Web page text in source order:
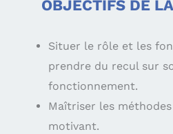
OBJECTIFS DE
Situer le rôle et les
prendre du recul sur
fonctionnement.
Maîtriser les
motivant.